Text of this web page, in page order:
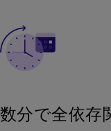
数分で全依存